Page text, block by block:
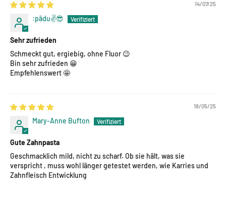
14/07/25
:pädu✌😎
Sehr zufrieden
Schmeckt gut, ergiebig, ohne Fluor 😉
Bin sehr zufrieden 😁
Empfehlenswert 🤩
18/05/25
Mary-Anne Bufton
Gute Zahnpasta
Geschmacklich mild, nicht zu scharf. Ob sie hält, was sie
verspricht , muss wohl länger getestet werden, wie Karries und
Zahnfleisch Entwicklung